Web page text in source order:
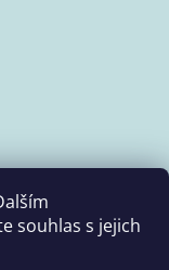
souhlas s jejich